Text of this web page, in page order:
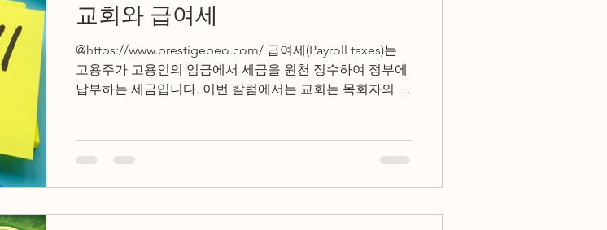
교회와 급여세
@https://www.prestigepeo.com/ 급여세(Payroll taxes)는
고용주가 고용인의 임금에서 세금을 원천 징수하여 정부에
납부하는 세금입니다. 이번 칼럼에서는 교회는 목회자의 급